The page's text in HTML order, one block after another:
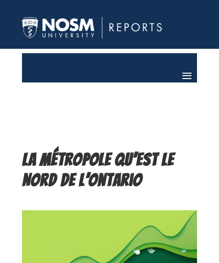
La métropole qu’est le
Nord de l’Ontario